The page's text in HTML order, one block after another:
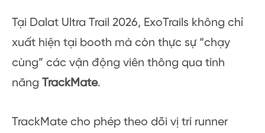
Tại Dalat Ultra Trail 2026, ExoTrails không chỉ
xuất hiện tại booth mà còn thực sự “chạy
cùng” các vận động viên thông qua tính
năng TrackMate.
TrackMate cho phép theo dõi vị trí runner